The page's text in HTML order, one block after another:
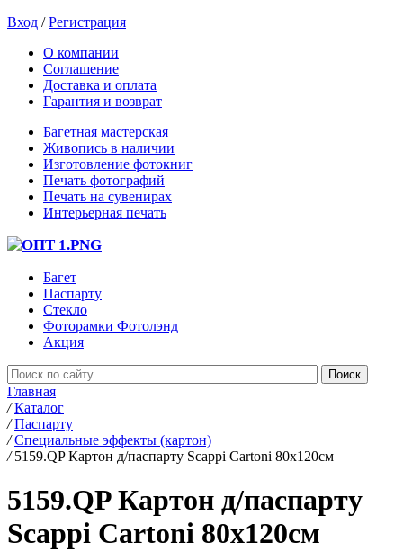
Вход /Регистрация
О компании
Соглашение
Доставка и оплата
Гарантия и возврат
Багетная мастерская
Живопись в наличии
Изготовление фотокниг
Печать фотографий
Печать на сувенирах
Интерьерная печать
Багет
Паспарту
Стекло
Фоторамки Фотолэнд
Акция
Главная
/ Каталог
/ Паспарту
/ Специальные эффекты (картон)
/ 5159.QP Картон д/паспарту Scappi Cartoni 80х120см
5159.QP Картон д/паспарту
Scappi Cartoni 80х120см